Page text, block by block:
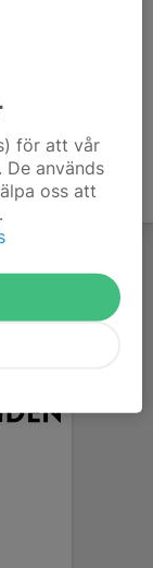
för att vår
används
oss att